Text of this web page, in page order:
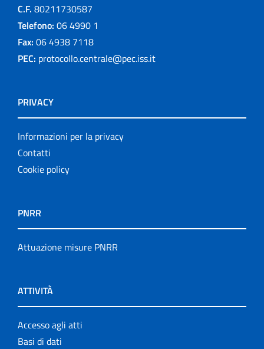
C.F. 80211730587
Telefono: 06 4990 1
Fax: 06 4938 7118
PEC: protocollo.centrale@pec.iss.it
PRIVACY
Informazioni per la privacy
Contatti
Cookie policy
PNRR
Attuazione misure PNRR
ATTIVITÀ
Accesso agli atti
Basi di dati